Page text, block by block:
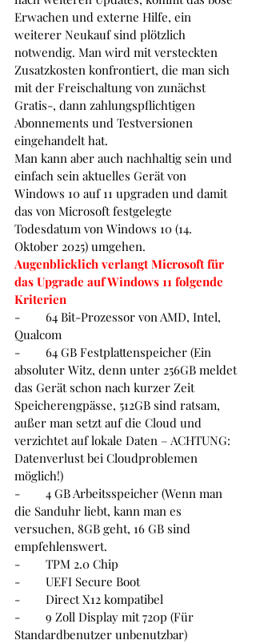
Erwachen und externe Hilfe, ein
weiterer Neukauf sind plötzlich
notwendig. Man wird mit versteckten
Zusatzkosten konfrontiert, die man sich
mit der Freischaltung von zunächst
Gratis-, dann zahlungspflichtigen
Abonnements und Testversionen
eingehandelt hat.
Man kann aber auch nachhaltig sein und
einfach sein aktuelles Gerät von
Windows 10 auf 11 upgraden und damit
das von Microsoft festgelegte
Todesdatum von Windows 10 (14.
Oktober 2025) umgehen.
Augenblicklich verlangt Microsoft für
das Upgrade auf Windows 11 folgende
Kriterien
- 64 Bit-Prozessor von AMD, Intel,
Qualcom
- 64 GB Festplattenspeicher (Ein
absoluter Witz, denn unter 256GB meldet
das Gerät schon nach kurzer Zeit
Speicherengpässe, 512GB sind ratsam,
außer man setzt auf die Cloud und
verzichtet auf lokale Daten – ACHTUNG:
Datenverlust bei Cloudproblemen
möglich!)
- 4 GB Arbeitsspeicher (Wenn man
die Sanduhr liebt, kann man es
versuchen, 8GB geht, 16 GB sind
empfehlenswert.
- TPM 2.0 Chip
- UEFI Secure Boot
- Direct X12 kompatibel
- 9 Zoll Display mit 720p (Für
Standardbenutzer unbenutzbar)